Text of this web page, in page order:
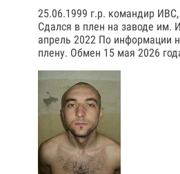
25.06.1999 г.р. командир
Сдался в плен на заводе им.
апрель 2022 По информации
плену. Обмен 15 мая 2026